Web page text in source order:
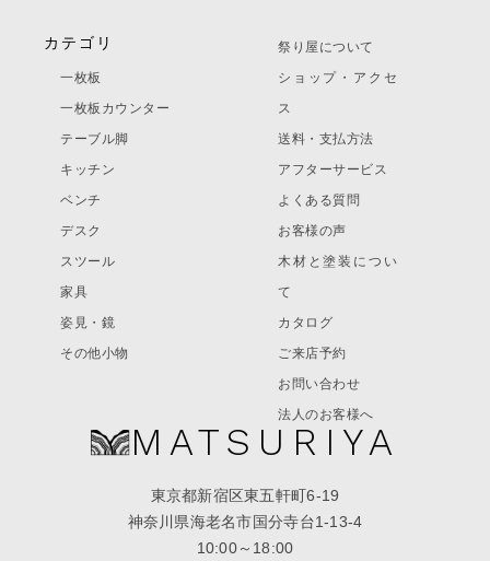
MATSURIYA
東京都新宿区東五軒町6-19
神奈川県海老名市国分寺台1-13-4
10:00～18:00
カテゴリ
一枚板
一枚板カウンター
テーブル脚
キッチン
ベンチ
デスク
スツール
家具
姿見・鏡
その他小物
祭り屋について
ショップ・アクセ
ス
送料・支払方法
アフターサービス
よくある質問
お客様の声
木材と塗装につい
て
カタログ
ご来店予約
お問い合わせ
法人のお客様へ